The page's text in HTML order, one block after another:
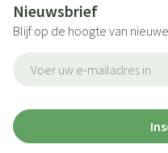
Nieuwsbrief
Blijf op de hoogte van